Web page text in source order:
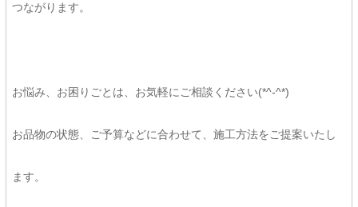
つながります。
お悩み、お困りごとは、お気軽にご相談ください(*^-^*)
お品物の状態、ご予算などに合わせて、施工方法をご提案いたし
ます。